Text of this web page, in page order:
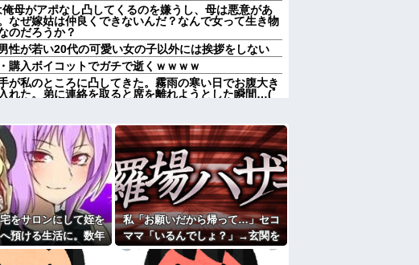
母がアポなし凸してくるのを嫌うし、母は悪意があ
なぜ嫁姑は仲良くできないんだ？なんで女って生き物
のだろうか？
性が若い20代の可愛い女の子以外には挨拶をしない
購入ボイコットでガチで逝くｗｗｗｗ
が私のところに凸してきた。霧雨の寒い日でお腹大き
れた。弟に連絡を取ると席を離れようとした瞬間…(ﾟ
レてからかわれていた男子高校生、見かねた友人が
悪いんだよ」と参考書を読みながら淡々と話してた←
ことになり、母がかけていた医療保険が100万お金がお
には一銭も渡す気なし。夫｢親として理解できない｣→
トメ夫。コトメ「帰ってきてくれないなら放火する」
火して逮捕→心神喪失で僅か数ヶ月で釈放→生活保護
をサロンにして姪を
預ける生活に。数年
ケが一気に回ってき
私「お願いだから帰って…」セコ
ママ「いるんでしょ？」→玄関を
ガチャガチャされ、警察を呼ぶ事